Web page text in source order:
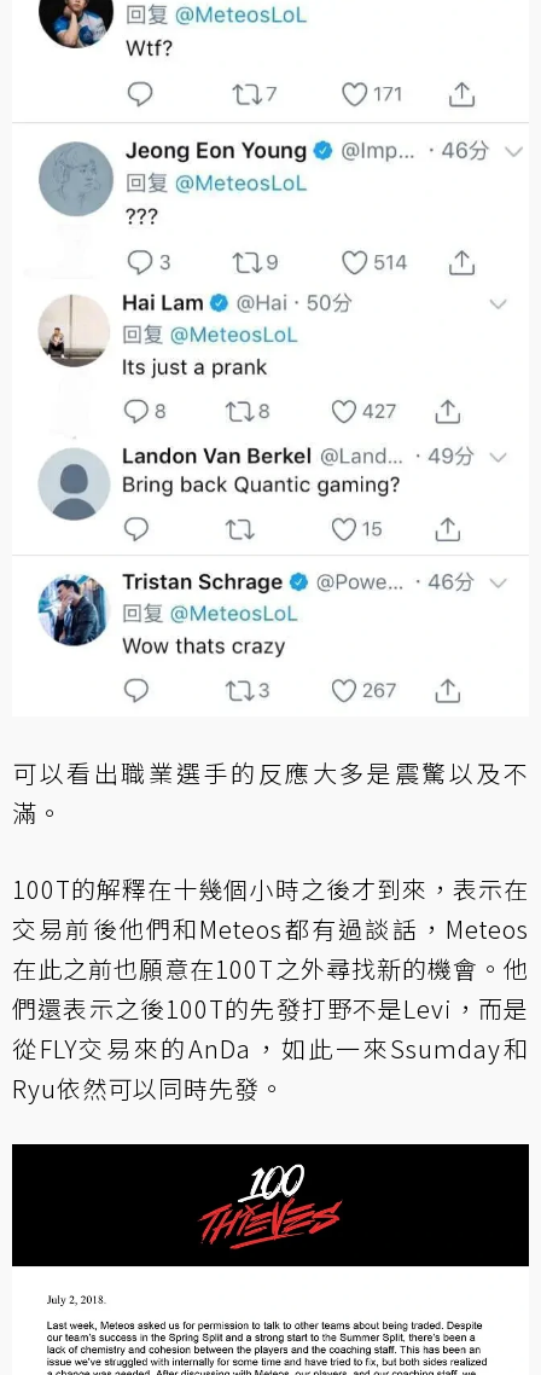
可以看出職業選手的反應大多是震驚以及不
滿。
100T的解釋在十幾個小時之後才到來，表示在
交易前後他們和Meteos都有過談話，Meteos
在此之前也願意在100T之外尋找新的機會。他
們還表示之後100T的先發打野不是Levi，而是
從FLY交易來的AnDa，如此一來Ssumday和
Ryu依然可以同時先發。